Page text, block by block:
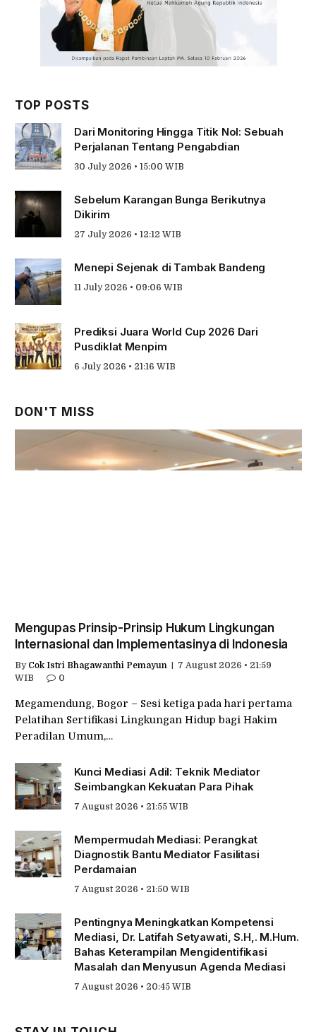
TOP POSTS
Dari Monitoring Hingga Titik Nol: Sebuah
Perjalanan Tentang Pengabdian
30 July 2026 • 15:00 WIB
Sebelum Karangan Bunga Berikutnya
Dikirim
27 July 2026 • 12:12 WIB
Menepi Sejenak di Tambak Bandeng
11 July 2026 • 09:06 WIB
Prediksi Juara World Cup 2026 Dari
Pusdiklat Menpim
6 July 2026 • 21:16 WIB
DON'T MISS
Mengupas Prinsip-Prinsip Hukum Lingkungan
Internasional dan Implementasinya di Indonesia
By Cok Istri Bhagawanthi Pemayun
7 August 2026 • 21:59
WIB
0
Megamendung, Bogor – Sesi ketiga pada hari pertama
Pelatihan Sertifikasi Lingkungan Hidup bagi Hakim
Peradilan Umum,…
Kunci Mediasi Adil: Teknik Mediator
Seimbangkan Kekuatan Para Pihak
7 August 2026 • 21:55 WIB
Mempermudah Mediasi: Perangkat
Diagnostik Bantu Mediator Fasilitasi
Perdamaian
7 August 2026 • 21:50 WIB
Pentingnya Meningkatkan Kompetensi
Mediasi, Dr. Latifah Setyawati, S.H,. M.Hum.
Bahas Keterampilan Mengidentifikasi
Masalah dan Menyusun Agenda Mediasi
7 August 2026 • 20:45 WIB